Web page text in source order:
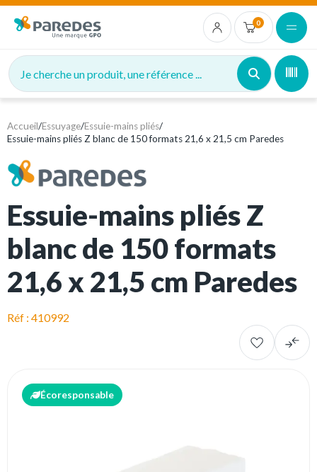
0
Je cherche un produit, une référence ...
Accueil/Essuyage/Essuie-mains pliés/
Essuie-mains pliés Z blanc de 150 formats 21,6 x 21,5 cm Paredes
Essuie-mains pliés Z
blanc de 150 formats
21,6 x 21,5 cm Paredes
Réf : 410992
Écoresponsable